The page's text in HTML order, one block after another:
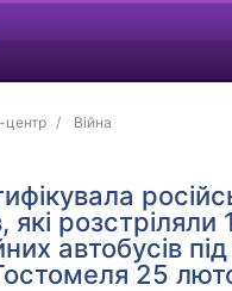
центр Війна
які розстріляли
автобусів
25